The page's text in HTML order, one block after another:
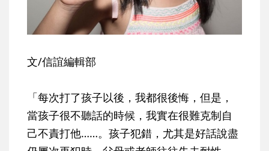
文/信誼編輯部
「每次打了孩子以後，我都很後悔，但是，
當孩子很不聽話的時候，我實在很難克制自
己不責打他……。孩子犯錯，尤其是好話說盡